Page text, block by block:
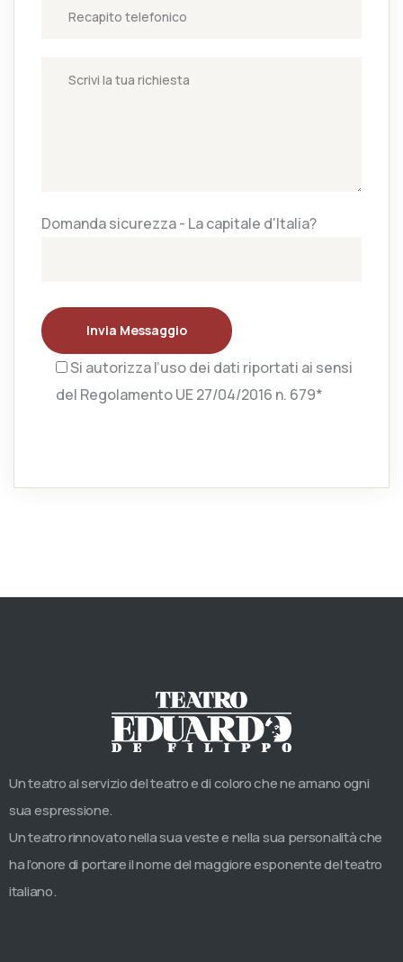
Domanda sicurezza - La capitale d'Italia?
Invia Messaggio
Si autorizza l’uso dei dati riportati ai sensi
del Regolamento UE 27/04/2016 n. 679*
Un teatro al servizio del teatro e di coloro che ne amano ogni
sua espressione.
Un teatro rinnovato nella sua veste e nella sua personalità che
ha l’onore di portare il nome del maggiore esponente del teatro
italiano.